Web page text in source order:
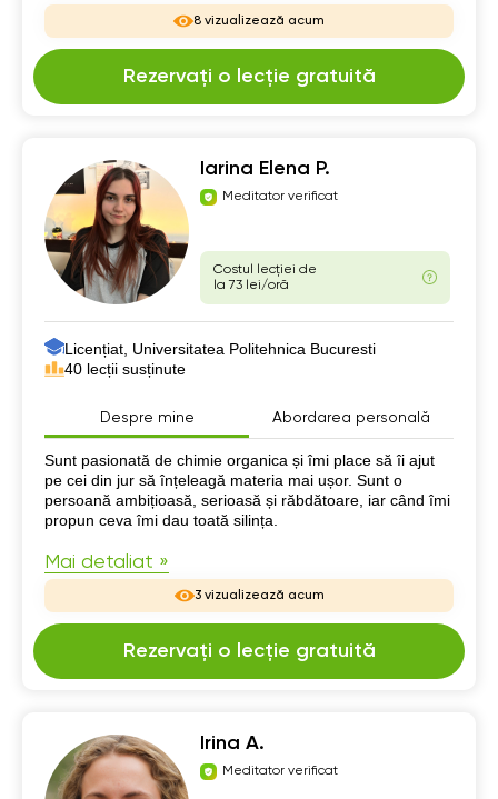
8 vizualizează acum
Rezervați o lecție gratuită
Iarina Elena P.
Meditator verificat
Costul lecției de
la 73 lei/oră
Licențiat, Universitatea Politehnica Bucuresti
40 lecții susținute
Despre mine Abordarea personală
Despre mine
Sunt pasionată de chimie organica și îmi place să îi ajut
pe cei din jur să înțeleagă materia mai ușor. Sunt o
persoană ambițioasă, serioasă și răbdătoare, iar când îmi
propun ceva îmi dau toată silința.
Mai detaliat »
3 vizualizează acum
Rezervați o lecție gratuită
Irina A.
Meditator verificat